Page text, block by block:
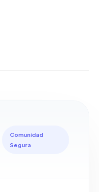
Comunidad
Segura